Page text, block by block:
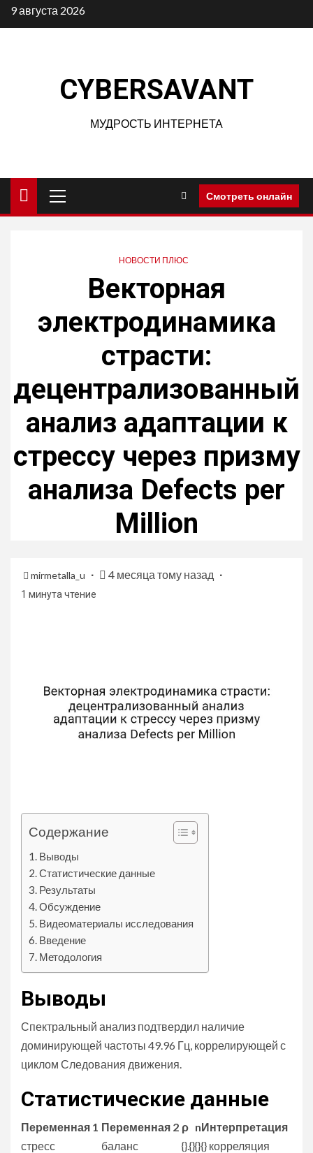
Перейти
к
9 августа 2026
CYBERSAVANT
МУДРОСТЬ ИНТЕРНЕТА
меню
Смотреть онлайн
НОВОСТИ ПЛЮС
Векторная
электродинамика
страсти:
децентрализованный
анализ адаптации к
стрессу через призму
анализа Defects per
Million
mirmetalla_u 4 месяца тому назад
1 минута чтение
Содержание
Выводы
Статистические данные
Результаты
Обсуждение
Видеоматериалы исследования
Введение
Методология
Выводы
Спектральный анализ подтвердил наличие
доминирующей частоты 49.96 Гц, коррелирующей с
циклом Следования движения.
Статистические данные
Переменная 1 Переменная 2 ρ nИнтерпретация
стресс
баланс {}.{}{}{} корреляция